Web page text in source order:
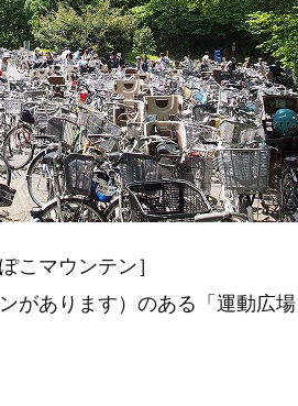
こマウンテン］
があります）のある「運動広